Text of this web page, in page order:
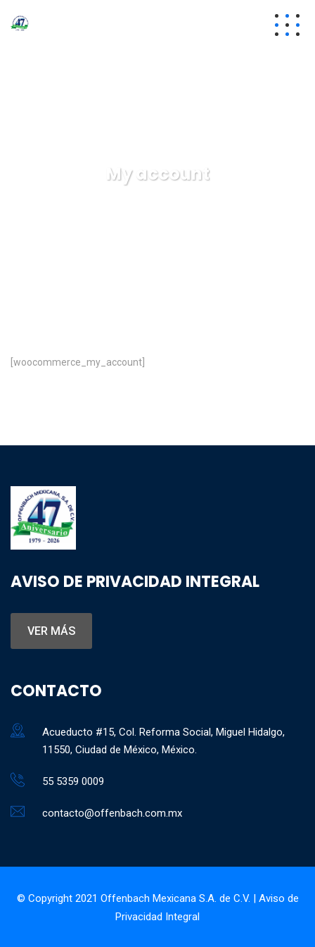
My account
[woocommerce_my_account]
AVISO DE PRIVACIDAD INTEGRAL
VER MÁS
CONTACTO
Acueducto #15, Col. Reforma Social, Miguel Hidalgo,
11550, Ciudad de México, México.
55 5359 0009
contacto@offenbach.com.mx
© Copyright 2021 Offenbach Mexicana S.A. de C.V. | Aviso de
Privacidad Integral